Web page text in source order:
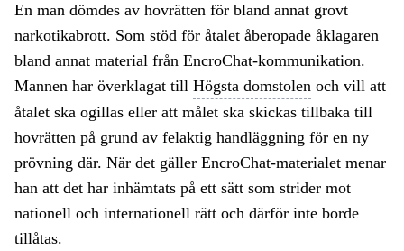
En man dömdes av hovrätten för bland annat grovt
narkotikabrott. Som stöd för åtalet åberopade åklagaren
bland annat material från EncroChat-kommunikation.
Mannen har överklagat till Högsta domstolen och vill att
åtalet ska ogillas eller att målet ska skickas tillbaka till
hovrätten på grund av felaktig handläggning för en ny
prövning där. När det gäller EncroChat-materialet menar
han att det har inhämtats på ett sätt som strider mot
nationell och internationell rätt och därför inte borde
tillåtas.